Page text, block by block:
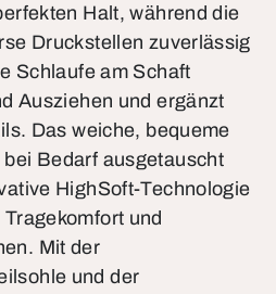
Halt, während die
Druckstellen zuverlässig
Schlaufe am Schaft
Ausziehen und ergänzt
Das weiche, bequeme
Bedarf ausgetauscht
HighSoft-Technologie
und
Mit der
und der